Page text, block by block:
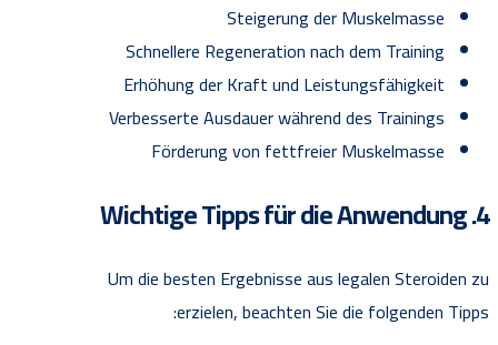
Steigerung der Muskelmasse
Schnellere Regeneration nach dem Training
Erhöhung der Kraft und Leistungsfähigkeit
Verbesserte Ausdauer während des Trainings
Förderung von fettfreier Muskelmasse
4. Wichtige Tipps für die Anwendung
Um die besten Ergebnisse aus legalen Steroiden zu
erzielen, beachten Sie die folgenden Tipps: